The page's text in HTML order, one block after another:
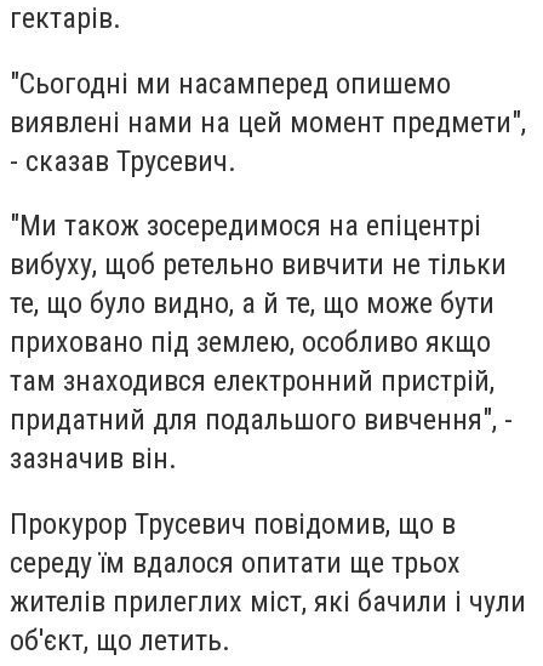
гектарів.
"Сьогодні ми насамперед опишемо
виявлені нами на цей момент предмети",
- сказав Трусевич.
"Ми також зосередимося на епіцентрі
вибуху, щоб ретельно вивчити не тільки
те, що було видно, а й те, що може бути
приховано під землею, особливо якщо
там знаходився електронний пристрій,
придатний для подальшого вивчення", -
зазначив він.
Прокурор Трусевич повідомив, що в
середу їм вдалося опитати ще трьох
жителів прилеглих міст, які бачили і чули
об'єкт, що летить.